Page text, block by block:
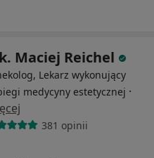
Maciej Reichel
Lekarz wykonujący
medycyny estetycznej ·
381 opinii